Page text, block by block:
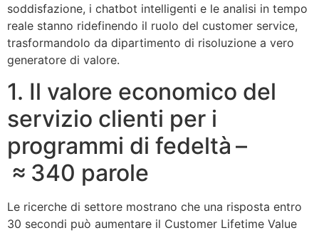
soddisfazione, i chatbot intelligenti e le analisi in tempo
reale stanno ridefinendo il ruolo del customer service,
trasformandolo da dipartimento di risoluzione a vero
generatore di valore.
1. Il valore economico del
servizio clienti per i
programmi di fedeltà –
≈ 340 parole
Le ricerche di settore mostrano che una risposta entro
30 secondi può aumentare il Customer Lifetime Value